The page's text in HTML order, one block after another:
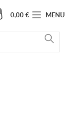
0,00 € MENÜ